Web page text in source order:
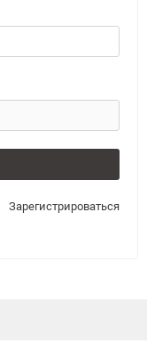
Зарегистрироваться